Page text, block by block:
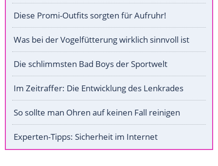
Diese Promi-Outfits sorgten für Aufruhr!
Was bei der Vogelfütterung wirklich sinnvoll ist
Die schlimmsten Bad Boys der Sportwelt
Im Zeitraffer: Die Entwicklung des Lenkrades
So sollte man Ohren auf keinen Fall reinigen
Experten-Tipps: Sicherheit im Internet